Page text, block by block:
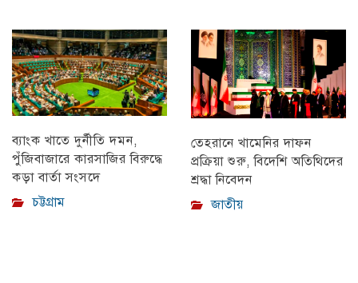
ব্যাংক খাতে দুর্নীতি দমন,
পুঁজিবাজারে কারসাজির বিরুদ্ধে
কড়া বার্তা সংসদে
চট্টগ্রাম
তেহরানে খামেনির দাফন
প্রক্রিয়া শুরু, বিদেশি অতিথিদের
শ্রদ্ধা নিবেদন
জাতীয়